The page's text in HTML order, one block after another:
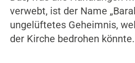
verwebt, ist der Name
ungelüftetes Geheimnis,
der Kirche bedrohen könnte.